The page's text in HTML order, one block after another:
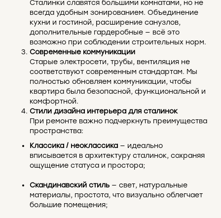
Сталинки славятся большими комнатами, но не
всегда удобным зонированием. Объединение
кухни и гостиной, расширение санузлов,
дополнительные гардеробные — всё это
возможно при соблюдении строительных норм.
Современные коммуникации
Старые электросети, трубы, вентиляция не
соответствуют современным стандартам. Мы
полностью обновляем коммуникации, чтобы
квартира была безопасной, функциональной и
комфортной.
Стили дизайна интерьера для сталинок
При ремонте важно подчеркнуть преимущества
пространства:
Классика / неоклассика — идеально
вписывается в архитектуру сталинок, сохраняя
ощущение статуса и простора;
Скандинавский стиль — свет, натуральные
материалы, простота, что визуально облегчает
большие помещения;